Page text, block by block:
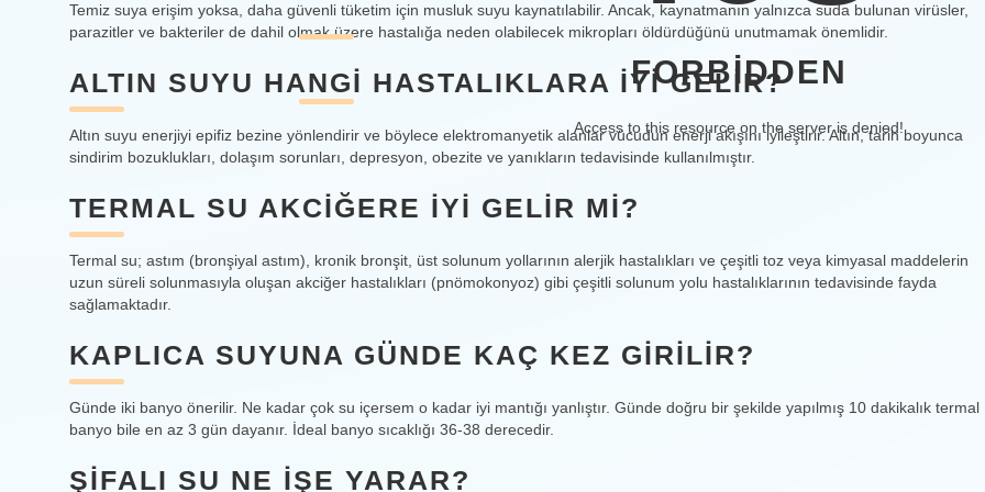
Temiz suya erişim yoksa, daha güvenli tüketim için musluk suyu kaynatılabilir. Ancak, kaynatmanın yalnızca suda bulunan virüsler,
parazitler ve bakteriler de dahil olmak üzere hastalığa neden olabilecek mikropları öldürdüğünü unutmamak önemlidir.
ALTIN SUYU HANGI HASTALIKLARA IYI GELIR?
Altın suyu enerjiyi epifiz bezine yönlendirir ve böylece elektromanyetik alanlar vücudun enerji akışını iyileştirir. Altın, tarih boyunca
sindirim bozuklukları, dolaşım sorunları, depresyon, obezite ve yanıkların tedavisinde kullanılmıştır.
TERMAL SU AKCIĞERE IYI GELIR MI?
Termal su; astım (bronşiyal astım), kronik bronşit, üst solunum yollarının alerjik hastalıkları ve çeşitli toz veya kimyasal maddelerin
uzun süreli solunmasıyla oluşan akciğer hastalıkları (pnömokonyoz) gibi çeşitli solunum yolu hastalıklarının tedavisinde fayda
sağlamaktadır.
KAPLICA SUYUNA GÜNDE KAÇ KEZ GIRILIR?
Günde iki banyo önerilir. Ne kadar çok su içersem o kadar iyi mantığı yanlıştır. Günde doğru bir şekilde yapılmış 10 dakikalık termal
banyo bile en az 3 gün dayanır. İdeal banyo sıcaklığı 36-38 derecedir.
ŞIFALI SU NE IŞE YARAR?
FORBIDDEN
Access to this resource on the server is denied!